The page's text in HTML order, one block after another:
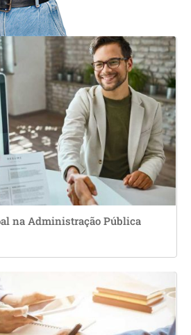
na Administração Pública